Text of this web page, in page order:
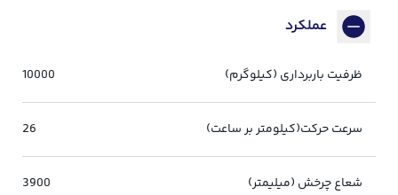
عملکرد
ظرفیت باربرداری (کیلوگرم) 10000
سرعت حرکت(کیلومتر بر ساعت) 26
شعاع چرخش (میلیمتر) 3900